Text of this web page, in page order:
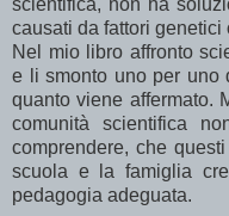
scientifica, non ha
causati da fattori genetici
Nel mio libro affronto
e li smonto uno per uno
quanto viene affermato.
comunità scientifica
comprendere, che
scuola e la famiglia
pedagogia adeguata.